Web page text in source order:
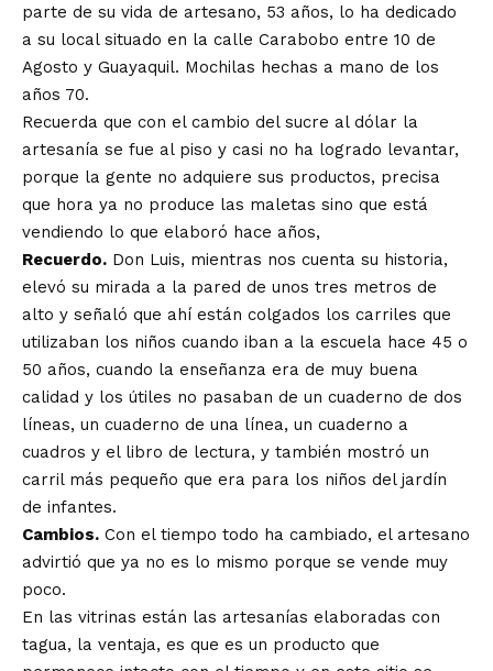
parte de su vida de artesano, 53 años, lo ha dedicado
a su local situado en la calle Carabobo entre 10 de
Agosto y Guayaquil. Mochilas hechas a mano de los
años 70.
Recuerda que con el cambio del sucre al dólar la
artesanía se fue al piso y casi no ha logrado levantar,
porque la gente no adquiere sus productos, precisa
que hora ya no produce las maletas sino que está
vendiendo lo que elaboró hace años,
Recuerdo. Don Luis, mientras nos cuenta su historia,
elevó su mirada a la pared de unos tres metros de
alto y señaló que ahí están colgados los carriles que
utilizaban los niños cuando iban a la escuela hace 45 o
50 años, cuando la enseñanza era de muy buena
calidad y los útiles no pasaban de un cuaderno de dos
líneas, un cuaderno de una línea, un cuaderno a
cuadros y el libro de lectura, y también mostró un
carril más pequeño que era para los niños del jardín
de infantes.
Cambios. Con el tiempo todo ha cambiado, el artesano
advirtió que ya no es lo mismo porque se vende muy
poco.
En las vitrinas están las artesanías elaboradas con
tagua, la ventaja, es que es un producto que